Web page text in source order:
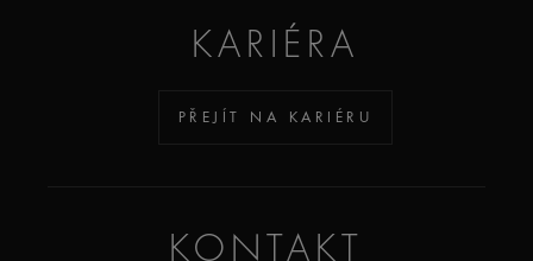
KARIÉRA
PŘEJÍT NA KARIÉRU
KONTAKT